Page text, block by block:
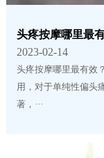
头疼按摩哪里最
2023-02-14
头疼按摩哪里最有效
用，对于单纯性偏头
著，···